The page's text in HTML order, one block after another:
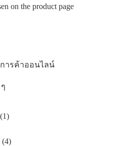
on the product page
การค้าออนไลน์
(1)
(4)